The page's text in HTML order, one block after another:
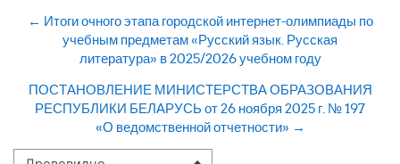
← Итоги очного этапа городской интернет-олимпиады по
учебным предметам «Русский язык. Русская
литература» в 2025/2026 учебном году
ПОСТАНОВЛЕНИЕ МИНИСТЕРСТВА ОБРАЗОВАНИЯ
РЕСПУБЛИКИ БЕЛАРУСЬ от 26 ноября 2025 г. № 197
«О ведомственной отчетности» →